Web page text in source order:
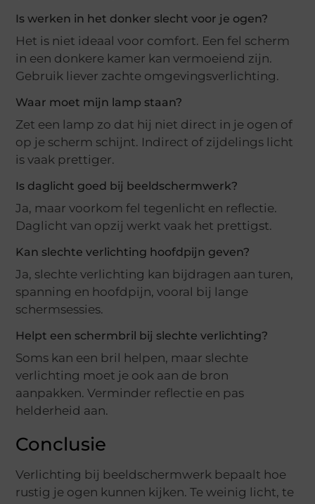
Is werken in het donker slecht voor je ogen?
Het is niet ideaal voor comfort. Een fel scherm
in een donkere kamer kan vermoeiend zijn.
Gebruik liever zachte omgevingsverlichting.
Waar moet mijn lamp staan?
Zet een lamp zo dat hij niet direct in je ogen of
op je scherm schijnt. Indirect of zijdelings licht
is vaak prettiger.
Is daglicht goed bij beeldschermwerk?
Ja, maar voorkom fel tegenlicht en reflectie.
Daglicht van opzij werkt vaak het prettigst.
Kan slechte verlichting hoofdpijn geven?
Ja, slechte verlichting kan bijdragen aan turen,
spanning en hoofdpijn, vooral bij lange
schermsessies.
Helpt een schermbril bij slechte verlichting?
Soms kan een bril helpen, maar slechte
verlichting moet je ook aan de bron
aanpakken. Verminder reflectie en pas
helderheid aan.
Conclusie
Verlichting bij beeldschermwerk bepaalt hoe
rustig je ogen kunnen kijken. Te weinig licht, te